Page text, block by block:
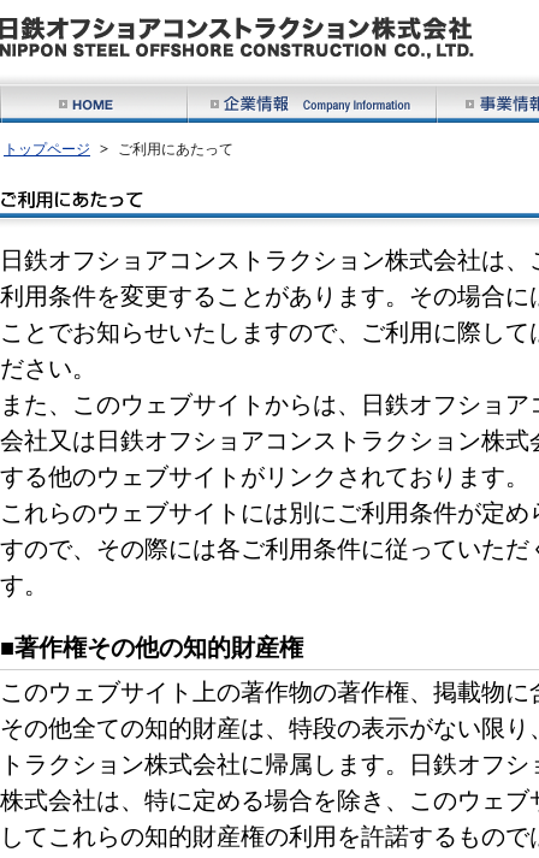
トップページ ご利用にあたって
日鉄オフショアコンストラクション株式会社は
利用条件を変更することがあります。その場合
ことでお知らせいたしますので、ご利用に際し
ださい。
また、このウェブサイトからは、日鉄オフショ
会社又は日鉄オフショアコンストラクション株
する他のウェブサイトがリンクされております。
これらのウェブサイトには別にご利用条件が定
すので、その際には各ご利用条件に従っていた
す。
■著作権その他の知的財産権
このウェブサイト上の著作物の著作権、掲載物
その他全ての知的財産は、特段の表示がない限
トラクション株式会社に帰属します。日鉄オフ
株式会社は、特に定める場合を除き、このウェ
してこれらの知的財産権の利用を許諾するもので